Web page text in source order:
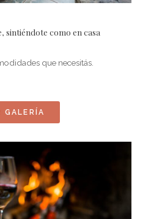
sintiéndote como en casa
que necesitás.
GALERÍA